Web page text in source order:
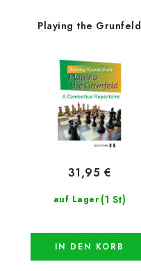
Playing the Grunfeld
auf Lager (1 St)
31,95 €
IN DEN KORB